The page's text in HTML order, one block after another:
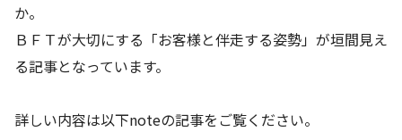
か。
ＢＦＴが大切にする「お客様と伴走する姿勢」が垣間見え
る記事となっています。
詳しい内容は以下noteの記事をご覧ください。